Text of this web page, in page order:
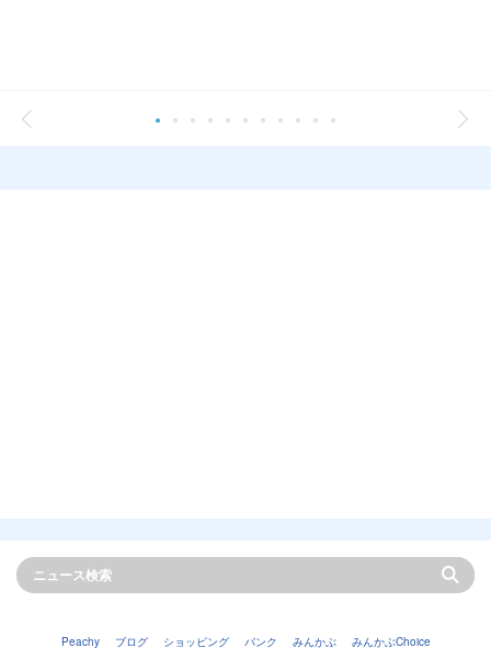
Peachy ブログ ショッピング バンク みんかぶ みんかぶChoice